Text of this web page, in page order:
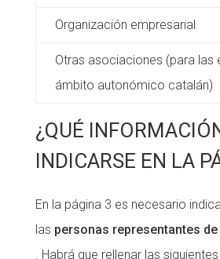
Organización empresarial
Otras asociaciones (para las
ámbito autonómico catalán)
¿QUÉ
INDICARSE EN LA
En la página 3 es necesario
las personas representantes
. Habrá que rellenar las